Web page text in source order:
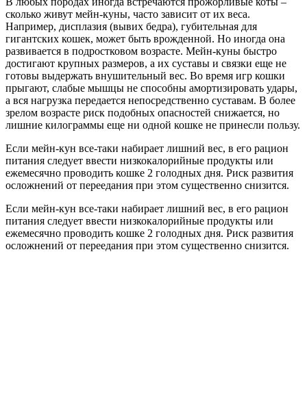
сколько живут мейн-куны, часто зависит от их веса.
Например, дисплазия (вывих бедра), губительная для
гигантских кошек, может быть врожденной. Но иногда она
развивается в подростковом возрасте. Мейн-куны быстро
достигают крупных размеров, а их суставы и связки еще не
готовы выдержать внушительный вес. Во время игр кошки
прыгают, слабые мышцы не способны амортизировать удары,
а вся нагрузка передается непосредственно суставам. В более
зрелом возрасте риск подобных опасностей снижается, но
лишние килограммы еще ни одной кошке не принесли пользу.
Если мейн-кун все-таки набирает лишний вес, в его рацион
питания следует ввести низкокалорийные продукты или
ежемесячно проводить кошке 2 голодных дня. Риск развития
осложнений от переедания при этом существенно снизится.
Если мейн-кун все-таки набирает лишний вес, в его рацион
питания следует ввести низкокалорийные продукты или
ежемесячно проводить кошке 2 голодных дня. Риск развития
осложнений от переедания при этом существенно снизится.